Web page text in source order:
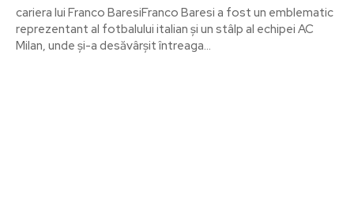
cariera lui Franco BaresiFranco Baresi a fost un emblematic
reprezentant al fotbalului italian și un stâlp al echipei AC
Milan, unde și-a desăvârșit întreaga...